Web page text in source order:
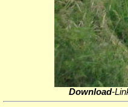
Download-